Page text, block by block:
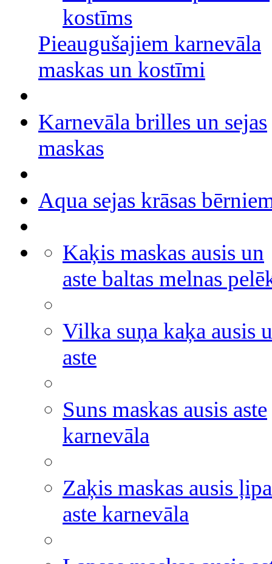
kostīms
Pieaugušajiem karnevāla
maskas un kostīmi
Karnevāla brilles un sejas
maskas
Aqua sejas krāsas
Kaķis maskas ausis un
aste baltas melnas
Vilka suņa kaķa ausis
aste
Suns maskas ausis aste
karnevāla
Zaķis maskas ausis ļipa
aste karnevāla